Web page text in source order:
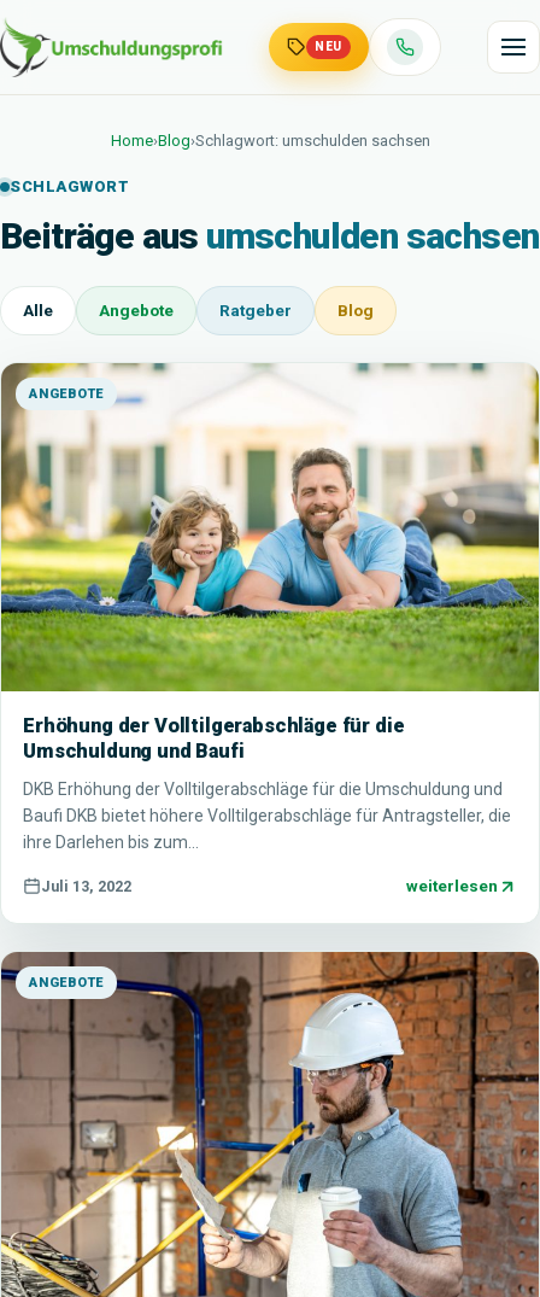
NEU
Home›Blog›Schlagwort: umschulden sachsen
SCHLAGWORT
Beiträge aus umschulden sachsen
Alle Angebote Ratgeber Blog
ANGEBOTE
Erhöhung der Volltilgerabschläge für die
Umschuldung und Baufi
DKB Erhöhung der Volltilgerabschläge für die Umschuldung und
Baufi DKB bietet höhere Volltilgerabschläge für Antragsteller, die
ihre Darlehen bis zum…
Juli 13, 2022 weiterlesen
ANGEBOTE